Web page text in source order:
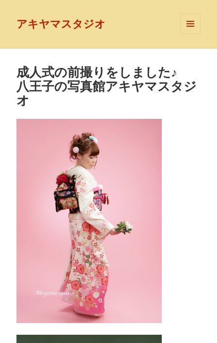
アキヤマスタジオ
ーとウ
成人式の前撮りをしました♪
八王子の写真館アキヤマスタジ
オ